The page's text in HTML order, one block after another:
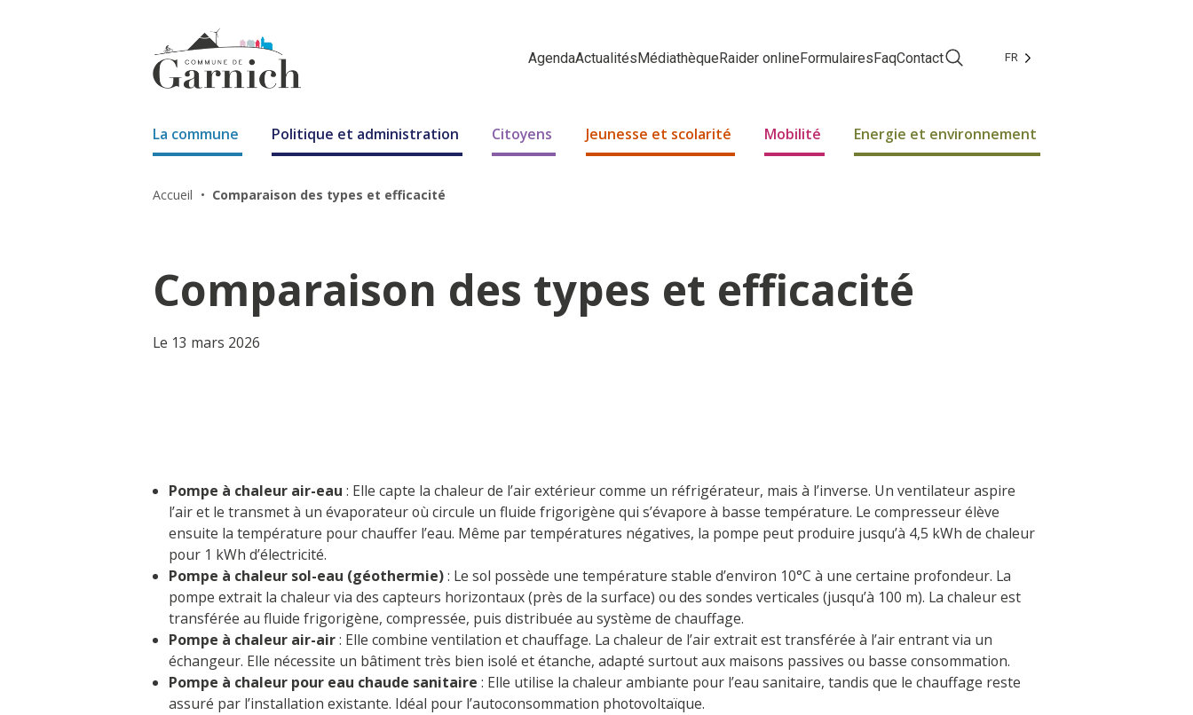
AgendaActualitésMédiathèqueRaider onlineFormulairesFaqContact Facebook
Instagram
FR
La commune Politique et administration Citoyens Jeunesse et scolarité Mobilité Energie et environnement
Accueil Comparaison des types et efficacité
Comparaison des types et efficacité
Le 13 mars 2026
Pompe à chaleur air-eau : Elle capte la chaleur de l’air extérieur comme un réfrigérateur, mais à l’inverse. Un ventilateur aspire
l’air et le transmet à un évaporateur où circule un fluide frigorigène qui s’évapore à basse température. Le compresseur élève
ensuite la température pour chauffer l’eau. Même par températures négatives, la pompe peut produire jusqu’à 4,5 kWh de chaleur
pour 1 kWh d’électricité.
Pompe à chaleur sol-eau (géothermie): Le sol possède une température stable d’environ 10°C à une certaine profondeur. La
pompe extrait la chaleur via des capteurs horizontaux (près de la surface) ou des sondes verticales (jusqu’à 100 m). La chaleur est
transférée au fluide frigorigène, compressée, puis distribuée au système de chauffage.
Pompe à chaleur air-air: Elle combine ventilation et chauffage. La chaleur de l’air extrait est transférée à l’air entrant via un
échangeur. Elle nécessite un bâtiment très bien isolé et étanche, adapté surtout aux maisons passives ou basse consommation.
Pompe à chaleur pour eau chaude sanitaire : Elle utilise la chaleur ambiante pour l’eau sanitaire, tandis que le chauffage reste
assuré par l’installation existante. Idéal pour l’autoconsommation photovoltaïque.